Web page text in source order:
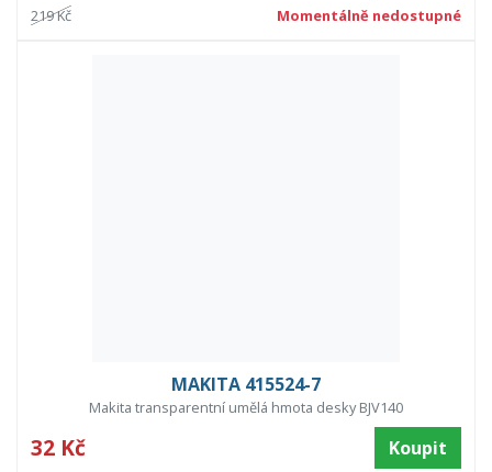
219 Kč Momentálně nedostupné
MAKITA 415524-7
Makita transparentní umělá hmota desky BJV140
32 Kč Koupit